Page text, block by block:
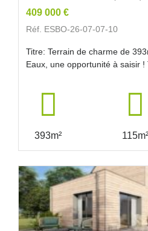
409 000 €
Réf. ESBO-26-07-07-10
Titre: Terrain de charme de
Eaux, une opportunité à saisir !
393m² 115m²